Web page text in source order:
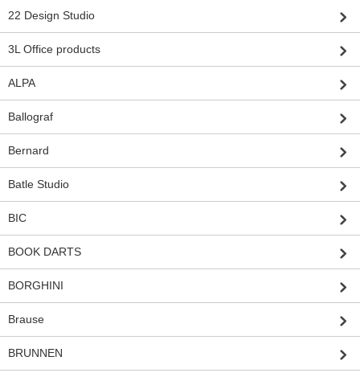
22 Design Studio
3L Office products
ALPA
Ballograf
Bernard
Batle Studio
BIC
BOOK DARTS
BORGHINI
Brause
BRUNNEN